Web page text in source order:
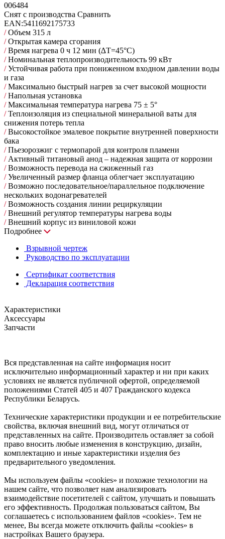
006484
Снят с производства Сравнить
EAN:5411692175733
/Объем 315 л
/Открытая камера сгорания
/Время нагрева 0 ч 12 мин (∆Т=45°С)
/Номинальная теплопроизводительность 99 кВт
/Устойчивая работа при пониженном входном давлении воды
и газа
/Максимально быстрый нагрев за счет высокой мощности
/Напольная установка
/Максимальная температура нагрева 75 ± 5°
/Теплоизоляция из специальной минеральной ваты для
снижения потерь тепла
/Высокостойкое эмалевое покрытие внутренней поверхности
бака
/Пьезорозжиг с термопарой для контроля пламени
/Активный титановый анод – надежная защита от коррозии
/Возможность перевода на сжиженный газ
/Увеличенный размер фланца облегчает эксплуатацию
/Возможно последовательное/параллельное подключение
нескольких водонагревателей
/Возможность создания линии рециркуляции
/Внешний регулятор температуры нагрева воды
/Внешний корпус из виниловой кожи
Подробнее
Взрывной чертеж
Руководство по эксплуатации
Сертификат соответствия
Декларация соответствия
Характеристики
Аксессуары
Запчасти
Вся представленная на сайте информация носит
исключительно информационный характер и ни при каких
условиях не является публичной офертой, определяемой
положениями Статей 405 и 407 Гражданского кодекса
Республики Беларусь.
Технические характеристики продукции и ее потребительские
свойства, включая внешний вид, могут отличаться от
представленных на сайте. Производитель оставляет за собой
право вносить любые изменения в конструкцию, дизайн,
комплектацию и иные характеристики изделия без
предварительного уведомления.
Мы используем файлы «cookies» и похожие технологии на
нашем сайте, что позволяет нам анализировать
взаимодействие посетителей с сайтом, улучшать и повышать
его эффективность. Продолжая пользоваться сайтом, Вы
соглашаетесь с использованием файлов «cookies». Тем не
менее, Вы всегда можете отключить файлы «cookies» в
настройках Вашего браузера.